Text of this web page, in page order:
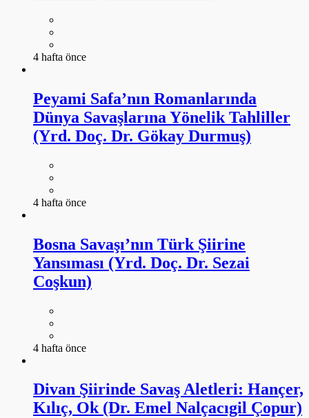
4 hafta önce
Peyami Safa’nın Romanlarında
Dünya Savaşlarına Yönelik Tahliller
(Yrd. Doç. Dr. Gökay Durmuş)
4 hafta önce
Bosna Savaşı’nın Türk Şiirine
Yansıması (Yrd. Doç. Dr. Sezai
Coşkun)
4 hafta önce
Divan Şiirinde Savaş Aletleri: Hançer,
Kılıç, Ok (Dr. Emel Nalçacıgil Çopur)